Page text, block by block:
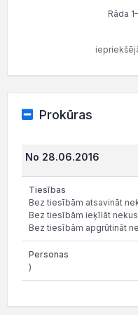
Rāda
Prokūras
No 28.06.2016
Bez tiesībām atsavināt
Bez tiesībām ieķīlāt
Bez tiesībām apgrūtināt
)